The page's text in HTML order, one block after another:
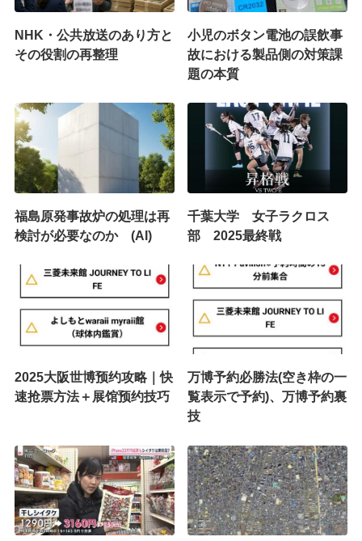
NHK・公共放送のあり方と
その役割の再整理
小児のボタン電池の誤飲事
故における製品側の対策課
題の本質
福島原発事故炉の処理は再
検討が必要なのか (AI)
千葉大学 女子ラクロス
部 2025最終戦
2025大阪世博预约攻略｜快
速抢票方法＋展馆预约技巧
万博予約必勝法(空き枠の一
覧表示で予約)、万博予約裏
技